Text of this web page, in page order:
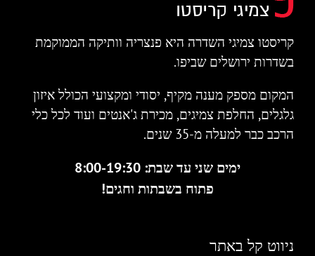
קריסטו צמיגי השדרה היא פנצריה וותיקה הממוקמת
בשדרות ירושלים שביפו.
המקום מספק מענה מקיף, יסודי ומקצועי הכולל איזון
גלגלים, החלפת צמיגים, מכירת ג'אנטים ועוד לכל כלי
הרכב כבר למעלה מ-35 שנים.
ימים שני עד שבת: 8:00-19:30
פתוח בשבתות וחגים!
ניווט קל באתר